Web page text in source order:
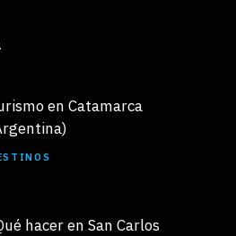
en Catamarca
hacer en San Carlos